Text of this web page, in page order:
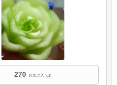
270 お気に入られ